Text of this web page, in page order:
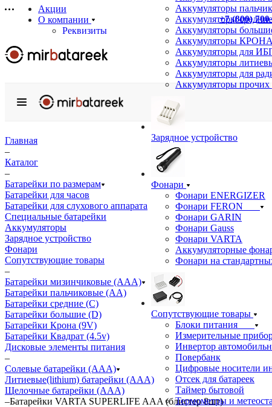
Акции
О компании
Реквизиты
Отзывы
Статьи
Услуги
Аккумуляторные сборки на заказ
Возврат товара
Оптовым покупателям
Вопрос-ответ
Контакты
+7 (800)
Аккумуляторы
Аккумуляторы
Аккумуляторы
Аккумуляторы
Аккумуляторы для
Аккумуляторы
Аккумуляторы для
Аккумуляторы прочих
Зарядное устройство
Фонари
Фонари ENERGIZER
Фонари FERON
Фонари GARIN
Фонари Gauss
Фонари VARTA
Аккумуляторные
Фонари на
Сопутствующие товары
Блоки питания
Измерительные
Инвертор
Повербанк
Цифровые носители
Отсек для батареек
Таймер бытовой
Термометры и
Главная
–
Каталог
–
Батарейки по размерам
Батарейки для часов
Батарейки для слухового аппарата
Специальные батарейки
Аккумуляторы
Зарядное устройство
Фонари
Сопутствующие товары
–
Батарейки мизинчиковые (ААА)
Батарейки пальчиковые (АА)
Батарейки средние (С)
Батарейки большие (D)
Батарейки Крона (9V)
Батарейки Квадрат (4.5v)
Дисковые элементы питания
–
Солевые батарейки (ААА)
Литиевые(lithium) батарейки (ААА)
Щелочные батарейки (ААА)
–Батарейки VARTA SUPERLIFE AAA (блистер 8шт)